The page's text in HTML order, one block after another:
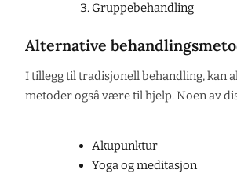
Gruppebehandling
Alternative
I tillegg til tradisjonell behandling, kan
metoder også være til hjelp. Noen av
Akupunktur
Yoga og meditasjon